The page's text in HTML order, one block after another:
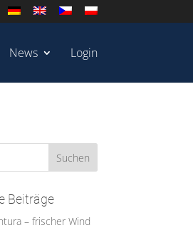
News Login
Beiträge
– frischer Wind